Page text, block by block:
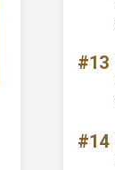
#13
#14